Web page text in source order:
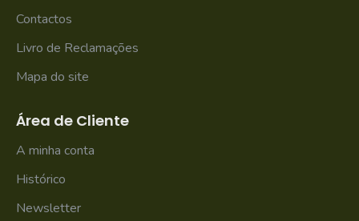
Contactos
Livro de Reclamações
Mapa do site
Área de Cliente
A minha conta
Histórico
Newsletter